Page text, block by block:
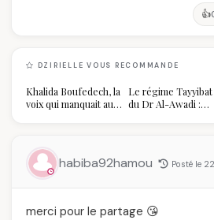
👍
DZIRIELLE VOUS RECOMMANDE
Khalida Boufedech, la
voix qui manquait au
Le régime Tayyibat
du Dr Al-Awadi :
vraiment savoir
habiba92hamou Posté le
merci pour le partage 😘